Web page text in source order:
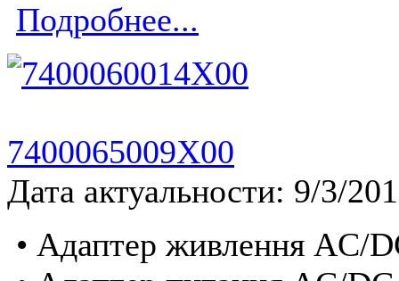
Подробнее...
7400065009X00
Дата актуальности: 9/3/
• Адаптер живлення AC/